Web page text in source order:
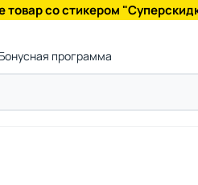
со стикером
программа